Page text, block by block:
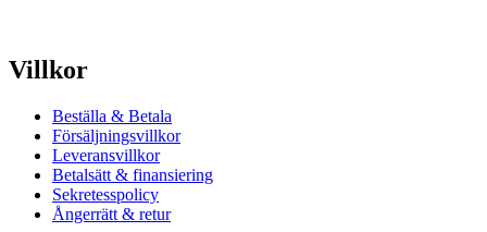
Villkor
Beställa & Betala
Försäljningsvillkor
Leveransvillkor
Betalsätt & finansiering
Sekretesspolicy
Ångerrätt & retur